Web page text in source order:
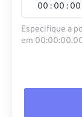
00 : 00 : 00
Especifique a
em